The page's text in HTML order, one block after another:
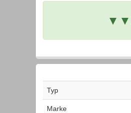
▼▼
Typ
Marke